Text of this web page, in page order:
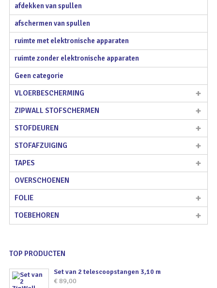
afdekken van spullen
afschermen van spullen
ruimte met elektronische apparaten
ruimte zonder elektronische apparaten
Geen categorie
VLOERBESCHERMING
ZIPWALL STOFSCHERMEN
STOFDEUREN
STOFAFZUIGING
TAPES
OVERSCHOENEN
FOLIE
TOEBEHOREN
TOP PRODUCTEN
Set van 2 telescoopstangen 3,10 m
€ 89,00